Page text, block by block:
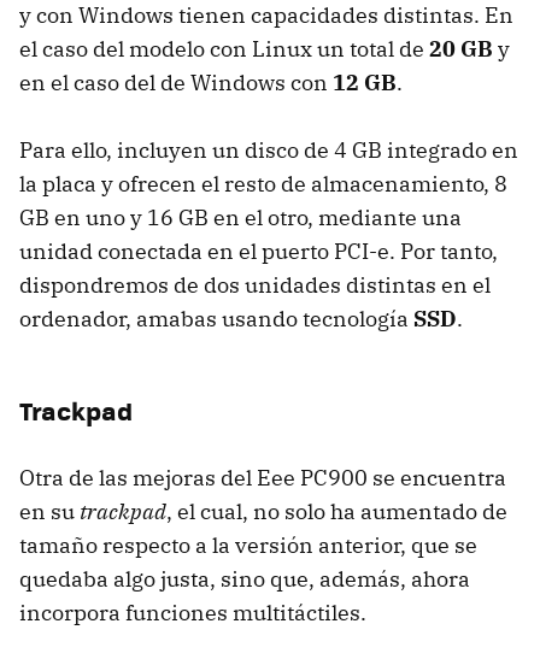
y con Windows tienen capacidades distintas. En
el caso del modelo con Linux un total de 20 GB y
en el caso del de Windows con 12 GB.
Para ello, incluyen un disco de 4 GB integrado en
la placa y ofrecen el resto de almacenamiento, 8
GB en uno y 16 GB en el otro, mediante una
unidad conectada en el puerto PCI-e. Por tanto,
dispondremos de dos unidades distintas en el
ordenador, amabas usando tecnología SSD.
Trackpad
Otra de las mejoras del Eee PC900 se encuentra
en su trackpad, el cual, no solo ha aumentado de
tamaño respecto a la versión anterior, que se
quedaba algo justa, sino que, además, ahora
incorpora funciones multitáctiles.